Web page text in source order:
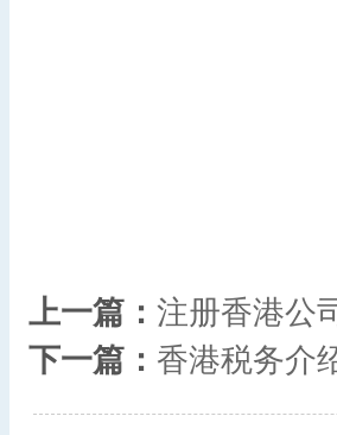
上一篇： 注册香港公
下一篇： 香港税务介